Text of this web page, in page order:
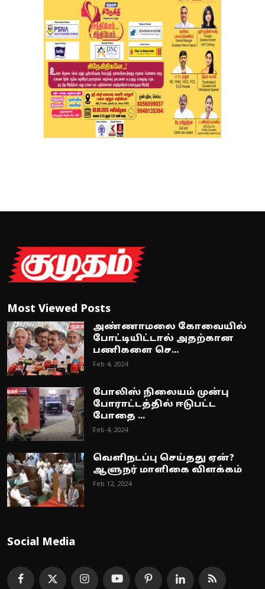
Most Viewed Posts
அண்ணாமலை கோவையில்
போட்டியிட்டால் அதற்கான
பணிகளை செ...
Feb 4, 2024
போலிஸ் நிலையம் முன்பு
போராட்டத்தில் ஈடுபட்ட
போதை ...
Feb 4, 2024
வெளிநடப்பு செய்தது ஏன்?
ஆளுநர் மாளிகை விளக்கம்
Feb 12, 2024
Social Media